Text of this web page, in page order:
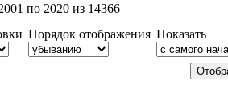
по 2020 из 14366
Порядок отображения Показать